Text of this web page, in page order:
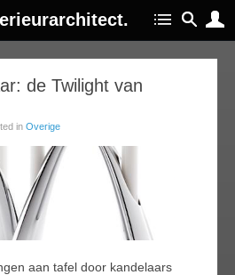
de Twilight van
in Overige
aan tafel door kandelaars